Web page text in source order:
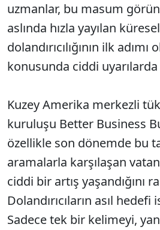
uzmanlar, bu masum
aslında hızla yayılan
dolandırıcılığının ilk adımı
konusunda ciddi
Kuzey Amerika merkezli
kuruluşu Better Business
özellikle son dönemde bu
aramalarla karşılaşan
ciddi bir artış yaşandığını
Dolandırıcıların asıl
Sadece tek bir kelimeyi,